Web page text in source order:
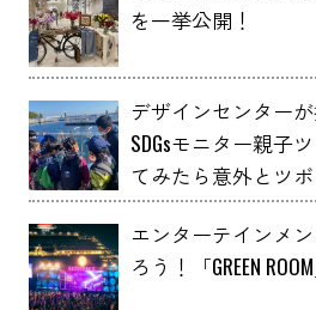
を一挙公開！
デザインセンター
SDGsモニター親子
てみたら意外とツ
エンターテインメ
ろう！「GREEN